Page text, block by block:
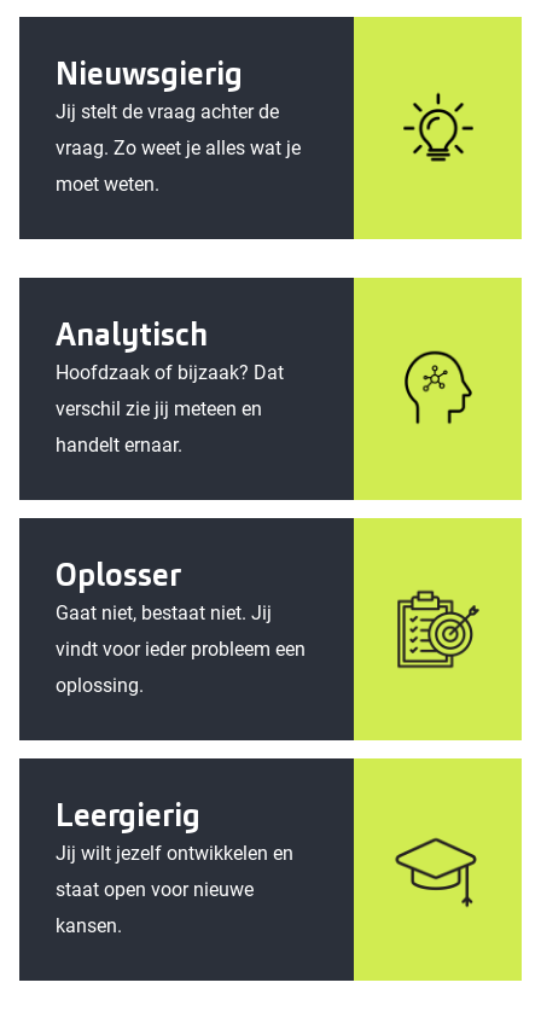
Nieuwsgierig
Jij stelt de vraag achter de
vraag. Zo weet je alles wat je
moet weten.
Analytisch
Hoofdzaak of bijzaak? Dat
verschil zie jij meteen en
handelt ernaar.
Oplosser
Gaat niet, bestaat niet. Jij
vindt voor ieder probleem een
oplossing.
Leergierig
Jij wilt jezelf ontwikkelen en
staat open voor nieuwe
kansen.